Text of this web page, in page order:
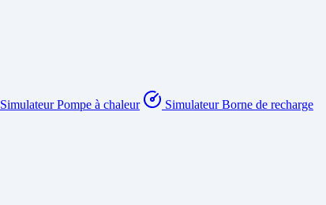
Simulateur Pompe à chaleur
Simulateur Borne de recharge